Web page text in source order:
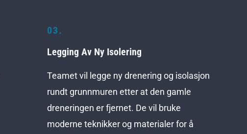
03.
Legging Av Ny Isolering
Teamet vil legge ny drenering og isolasjon
rundt grunnmuren etter at den gamle
dreneringen er fjernet. De vil bruke
moderne teknikker og materialer for å